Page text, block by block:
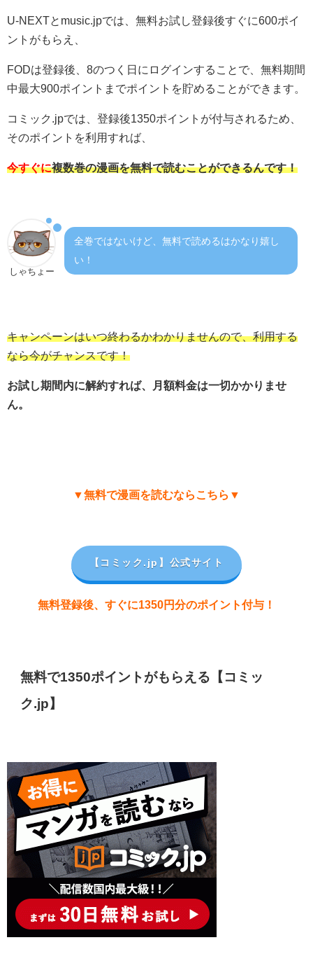
U-NEXTとmusic.jpでは、無料お試し登録後すぐに600ポイ
ントがもらえ、
FODは登録後、8のつく日にログインすることで、無料期間
中最大900ポイントまでポイントを貯めることができます。
コミック.jpでは、登録後1350ポイントが付与されるため、
そのポイントを利用すれば、
今すぐに複数巻の漫画を無料で読むことができるんです！
しゃちょー
全巻ではないけど、無料で読めるはかなり嬉し
い！
キャンペーンはいつ終わるかわかりませんので、利用する
なら今がチャンスです！
お試し期間内に解約すれば、月額料金は一切かかりませ
ん。
▼無料で漫画を読むならこちら▼
【コミック.jp 】公式サイト
無料登録後、すぐに1350円分のポイント付与！
無料で1350ポイントがもらえる【コミッ
ク.jp】